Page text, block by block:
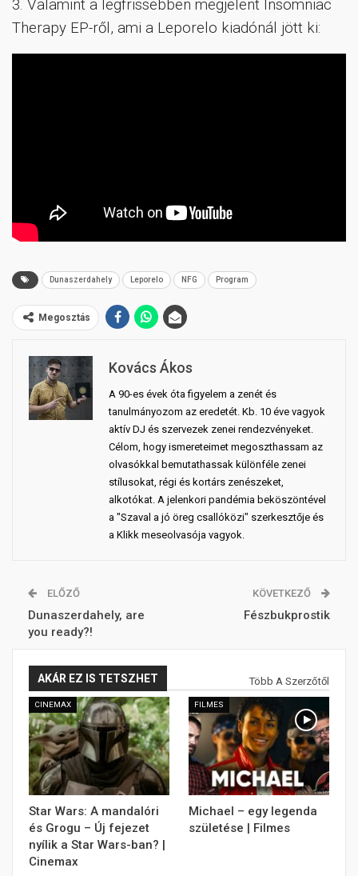
3. Valamint a legfrissebben megjelent Insomniac
Therapy EP-ről, ami a Leporelo kiadónál jött ki:
Dunaszerdahely Leporelo NFG Program
Megosztás
Kovács Ákos
A 90-es évek óta figyelem a zenét és
tanulmányozom az eredetét. Kb. 10 éve vagyok
aktív DJ és szervezek zenei rendezvényeket.
Célom, hogy ismereteimet megoszthassam az
olvasókkal bemutathassak különféle zenei
stílusokat, régi és kortárs zenészeket,
alkotókat. A jelenkori pandémia beköszöntével
a "Szaval a jó öreg csallóközi" szerkesztője és
a Klikk meseolvasója vagyok.
ELŐZŐ
Dunaszerdahely, are
you ready?!
KÖVETKEZŐ
Fészbukprostik
AKÁR EZ IS TETSZHET Több A Szerzőtől
CINEMAX
Star Wars: A mandalóri
és Grogu – Új fejezet
nyílik a Star Wars-ban? |
Cinemax
FILMES
Michael – egy legenda
születése | Filmes